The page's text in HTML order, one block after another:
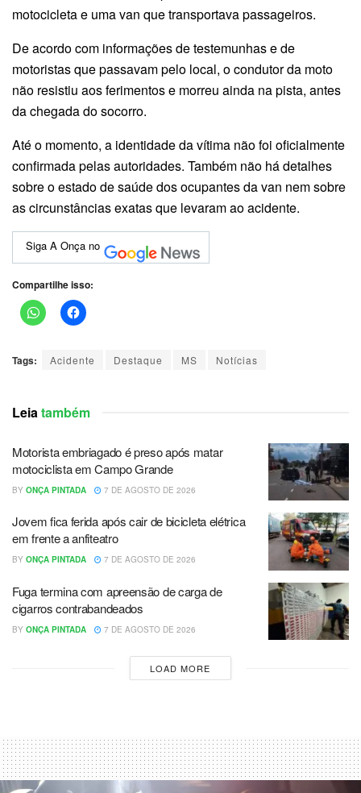
motocicleta e uma van que transportava passageiros.
De acordo com informações de testemunhas e de
motoristas que passavam pelo local, o condutor da moto
não resistiu aos ferimentos e morreu ainda na pista, antes
da chegada do socorro.
Até o momento, a identidade da vítima não foi oficialmente
confirmada pelas autoridades. Também não há detalhes
sobre o estado de saúde dos ocupantes da van nem sobre
as circunstâncias exatas que levaram ao acidente.
Siga A Onça no
Compartilhe isso:
Tags: Acidente Destaque MS Notícias
Leiatambém
Motorista embriagado é preso após matar
motociclista em Campo Grande
BY ONÇA PINTADA 7 DE AGOSTO DE 2026
Jovem fica ferida após cair de bicicleta elétrica
em frente a anfiteatro
BY ONÇA PINTADA 7 DE AGOSTO DE 2026
Fuga termina com apreensão de carga de
cigarros contrabandeados
BY ONÇA PINTADA 7 DE AGOSTO DE 2026
LOAD MORE